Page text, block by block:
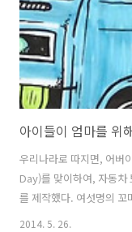
짜..
우리나라로 따지면, 어버
Day)를 맞이하여, 자동
를 제작했다. 여섯명의 꼬
드림카를 상상해보라고
2014. 5. 26.